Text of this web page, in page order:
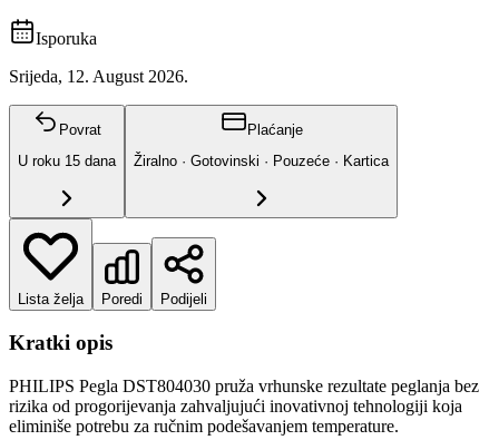
Isporuka
Srijeda, 12. August 2026.
Povrat
U roku 15 dana
Plaćanje
Žiralno · Gotovinski · Pouzeće · Kartica
Lista želja Poredi Podijeli
Kratki opis
PHILIPS Pegla DST804030 pruža vrhunske rezultate peglanja bez
rizika od progorijevanja zahvaljujući inovativnoj tehnologiji koja
eliminiše potrebu za ručnim podešavanjem temperature.